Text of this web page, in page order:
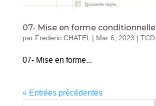
07- Mise en forme conditionnelle
par Frederic CHATEL | Mar 6, 2023 | TCD
07- Mise en forme...
« Entrées précédentes